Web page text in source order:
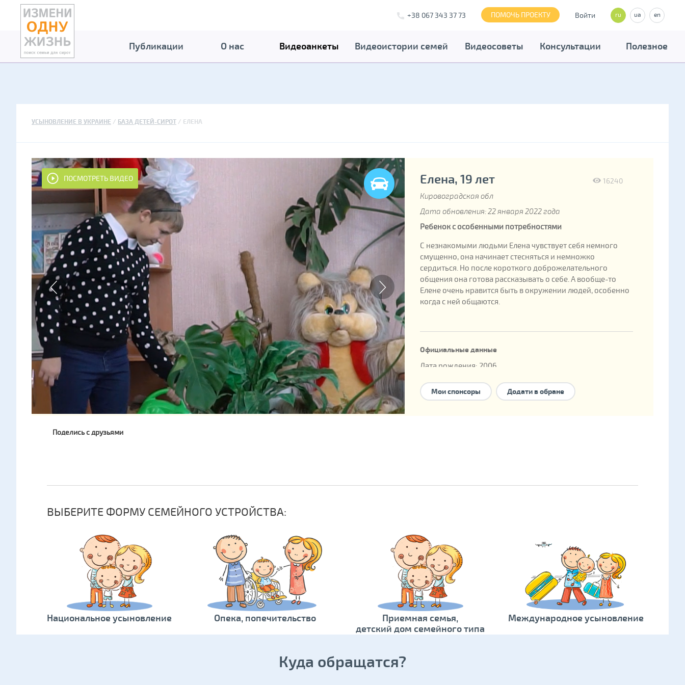
+38 067 343 37 73 ПОМОЧЬ ПРОЕКТУ Войти ru ua en
Публикации О нас Видеоанкеты Видеоистории семей Видеосоветы Консультации Полезное
УСЫНОВЛЕНИЕ В УКРАИНЕ БАЗА ДЕТЕЙ-СИРОТ ЕЛЕНА
ПОСМОТРЕТЬ ВИДЕО 16240
Елена, 19 лет
Кировоградская обл
Дата обновления: 22 января 2022 года
Ребенок с особенными потребностями
С незнакомыми людьми Елена чувствует себя немного
смущенно, она начинает стесняться и немножко
сердиться. Но после короткого доброжелательного
общения она готова рассказывать о себе. А вообще-то
Елене очень нравится быть в окружении людей, особенно
когда с ней общаются.
Официальные данные
Дата рождения: 2006
Номер ребенка в государственной базе: 246028
Возможные формы семейного устройства:
Мои спонсоры Додати в обране
Поделись с друзьями
ВЫБЕРИТЕ ФОРМУ СЕМЕЙНОГО УСТРОЙСТВА:
Национальное усыновление Опека, попечительство
Приемная семья,
детский дом семейного типа
Международное усыновление
Куда обращатся?